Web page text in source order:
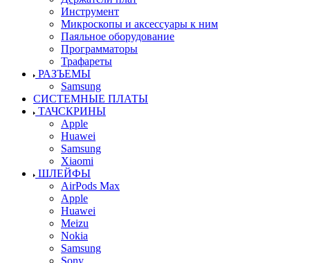
Инструмент
Микроскопы и аксессуары к ним
Паяльное оборудование
Программаторы
Трафареты
РАЗЪЕМЫ
Samsung
СИСТЕМНЫЕ ПЛАТЫ
ТАЧСКРИНЫ
Apple
Huawei
Samsung
Xiaomi
ШЛЕЙФЫ
AirPods Max
Apple
Huawei
Meizu
Nokia
Samsung
Sony